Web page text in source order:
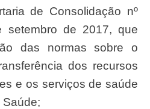
setembro de 2017, que
das normas sobre o
dos recursos
e os serviços de saúde
Saúde;